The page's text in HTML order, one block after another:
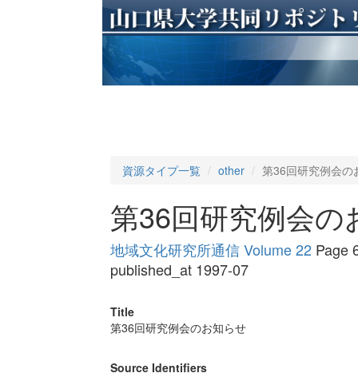
資源タイプ一覧 other 第36回研究例会の
第36回研究例会の
地域文化研究所通信 Volume 22Page
published_at 1997-07
Title
第36回研究例会のお知らせ
Source Identifiers